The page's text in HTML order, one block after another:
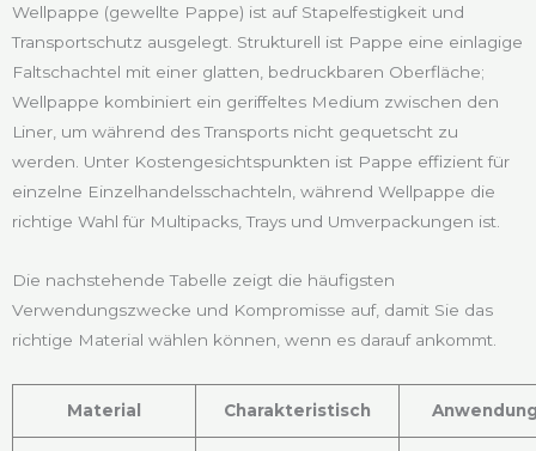
Wellpappe (gewellte Pappe) ist auf Stapelfestigkeit und
Transportschutz ausgelegt. Strukturell ist Pappe eine einlagige
Faltschachtel mit einer glatten, bedruckbaren Oberfläche;
Wellpappe kombiniert ein geriffeltes Medium zwischen den
Liner, um während des Transports nicht gequetscht zu
werden. Unter Kostengesichtspunkten ist Pappe effizient für
einzelne Einzelhandelsschachteln, während Wellpappe die
richtige Wahl für Multipacks, Trays und Umverpackungen ist.
Die nachstehende Tabelle zeigt die häufigsten
Verwendungszwecke und Kompromisse auf, damit Sie das
richtige Material wählen können, wenn es darauf ankommt.
Material Charakteristisch